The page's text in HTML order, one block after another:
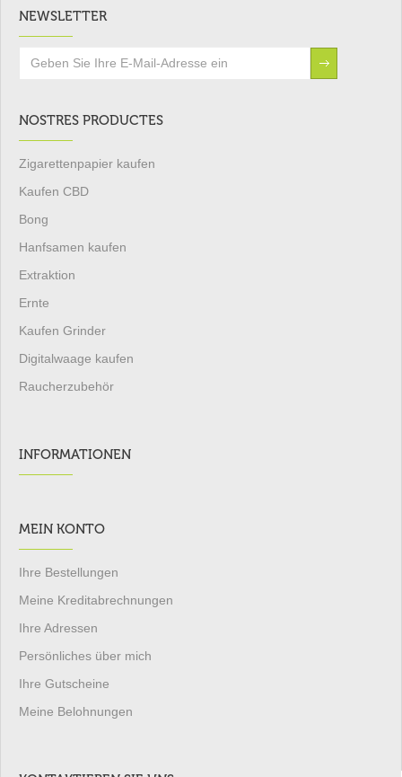
NEWSLETTER
NOSTRES PRODUCTES
Zigarettenpapier kaufen
Kaufen CBD
Bong
Hanfsamen kaufen
Extraktion
Ernte
Kaufen Grinder
Digitalwaage kaufen
Raucherzubehör
INFORMATIONEN
MEIN KONTO
Ihre Bestellungen
Meine Kreditabrechnungen
Ihre Adressen
Persönliches über mich
Ihre Gutscheine
Meine Belohnungen